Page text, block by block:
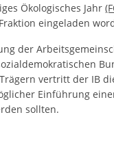
Ökologisches Jahr
eingeladen
der
vertritt der IB
Einführung
sollten.